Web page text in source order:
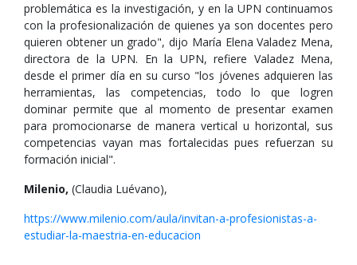
problemática es la investigación, y en la UPN continuamos
con la profesionalización de quienes ya son docentes pero
quieren obtener un grado", dijo María Elena Valadez Mena,
directora de la UPN. En la UPN, refiere Valadez Mena,
desde el primer día en su curso "los jóvenes adquieren las
herramientas, las competencias, todo lo que logren
dominar permite que al momento de presentar examen
para promocionarse de manera vertical u horizontal, sus
competencias vayan mas fortalecidas pues refuerzan su
formación inicial".
Milenio, (Claudia Luévano),
https://www.milenio.com/aula/invitan-a-profesionistas-a-
estudiar-la-maestria-en-educacion